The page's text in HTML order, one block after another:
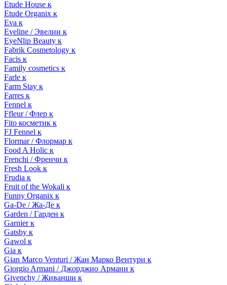
Etude House к
Etude Organix к
Eva к
Eveline / Эвелин к
EyeNlip Beauty к
Fabrik Cosmetology к
Facis к
Family cosmetics к
Farle к
Farm Stay к
Farres к
Fennel к
Ffleur / Флер к
Fito косметик к
FJ Fennel к
Flormar / Флормар к
Food A Holic к
Frenchi / Френчи к
Fresh Look к
Frudia к
Fruit of the Wokali к
Funny Organix к
Ga-De / Жа-Де к
Garden / Гарден к
Garnier к
Gatsby к
Gawol к
Gia к
Gian Marco Venturi / Жан Марко Вентури к
Giorgio Armani / Джорджио Армани к
Givenchy / Живанши к